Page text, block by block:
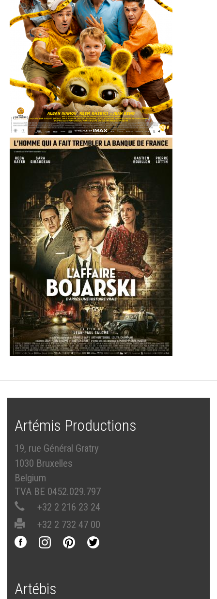
Artémis Productions
19, rue Général Gratry
1030 Bruxelles
Belgium
TVA BE 0452.029.797
+32 2 216 23 24
+32 2 732 47 00
Artébis